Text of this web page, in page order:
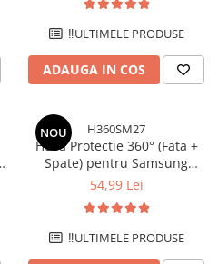
‼️ULTIMELE PRODUSE
ADAUGA IN COS
NOU H360SM27
Husa Protectie 360° (Fata +
Spate) pentru Samsung
Galaxy A57 5G, Transparenta
Completa
54,99 Lei
‼️ULTIMELE PRODUSE